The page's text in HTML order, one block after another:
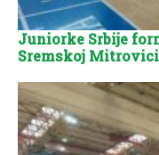
Juniorke Srbije
Sremskoj Mitrovici